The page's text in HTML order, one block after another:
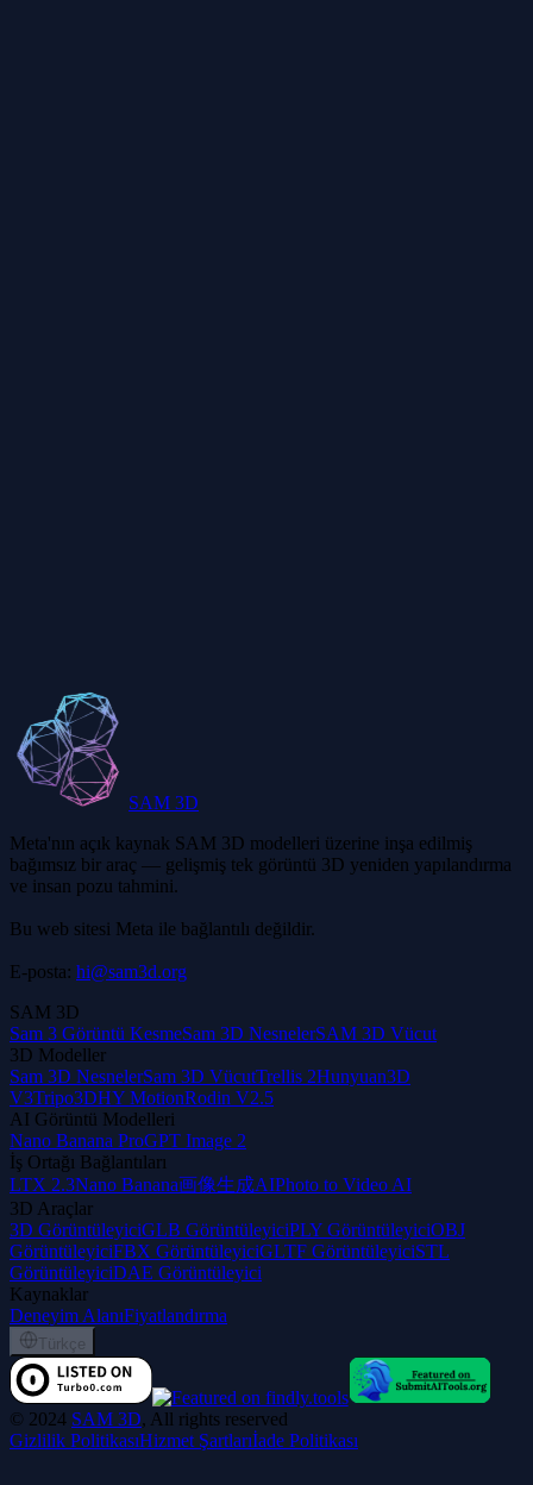
SAM 3D
Meta'nın açık kaynak SAM 3D modelleri üzerine inşa edilmiş
bağımsız bir araç — gelişmiş tek görüntü 3D yeniden yapılandırma
ve insan pozu tahmini.
Bu web sitesi Meta ile bağlantılı değildir.
E-posta: hi@sam3d.org
SAM 3D
Sam 3 Görüntü KesmeSam 3D NesnelerSAM 3D Vücut
3D Modeller
Sam 3D NesnelerSam 3D VücutTrellis 2Hunyuan3D
V3Tripo3DHY MotionRodin V2.5
AI Görüntü Modelleri
Nano Banana ProGPT Image 2
İş Ortağı Bağlantıları
LTX 2.3Nano Banana画像生成AIPhoto to Video AI
3D Araçlar
3D GörüntüleyiciGLB GörüntüleyiciPLY GörüntüleyiciOBJ
GörüntüleyiciFBX GörüntüleyiciGLTF GörüntüleyiciSTL
GörüntüleyiciDAE Görüntüleyici
Kaynaklar
Deneyim AlanıFiyatlandırma
Türkçe
© 2024 SAM 3D, All rights reserved
Gizlilik PolitikasıHizmet Şartlarıİade Politikası